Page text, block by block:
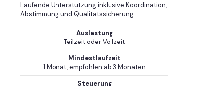
Laufende Unterstützung inklusive Koordination,
Abstimmung und Qualitätssicherung.
Auslastung
Teilzeit oder Vollzeit
Mindestlaufzeit
1 Monat, empfohlen ab 3 Monaten
Steuerung